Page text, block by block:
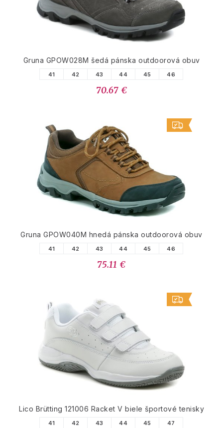
Gruna GPOW028M šedá pánska outdoorová obuv
41 42 43 44 45 46
70.67 €
Gruna GPOW040M hnedá pánska outdoorová obuv
41 42 43 44 45 46
75.11 €
Lico Brütting 121006 Racket V biele športové tenisky
41 42 43 44 45 47